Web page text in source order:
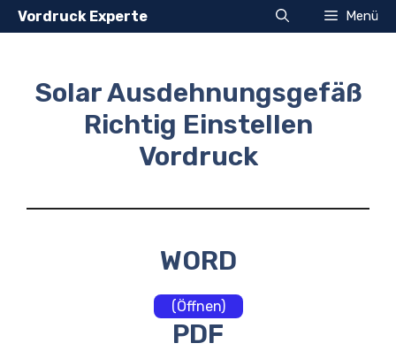
Zum
Inhalt
Vordruck Experte Menü
Solar Ausdehnungsgefäß
Richtig Einstellen
Vordruck
WORD
(Öffnen)
PDF